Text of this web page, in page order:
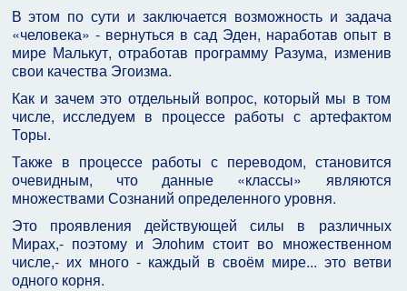
В этом по сути и заключается возможность и задача
«человека» - вернуться в сад Эден, наработав опыт в
мире Малькут, отработав программу Разума, изменив
свои качества Эгоизма.
Как и зачем это отдельный вопрос, который мы в том
числе, исследуем в процессе работы с артефактом
Торы.
Также в процессе работы с переводом, становится
очевидным, что данные «классы» являются
множествами Сознаний определенного уровня.
Это проявления действующей силы в различных
Мирах,- поэтому и Элоhим стоит во множественном
числе,- их много - каждый в своём мире... это ветви
одного корня.